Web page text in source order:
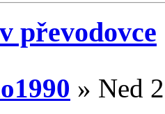
převodovce
» Ned